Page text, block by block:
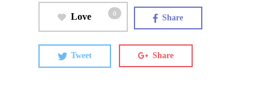
Love 0 Share
Tweet Share